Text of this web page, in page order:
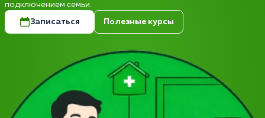
подключением семьи.
Записаться Полезные курсы